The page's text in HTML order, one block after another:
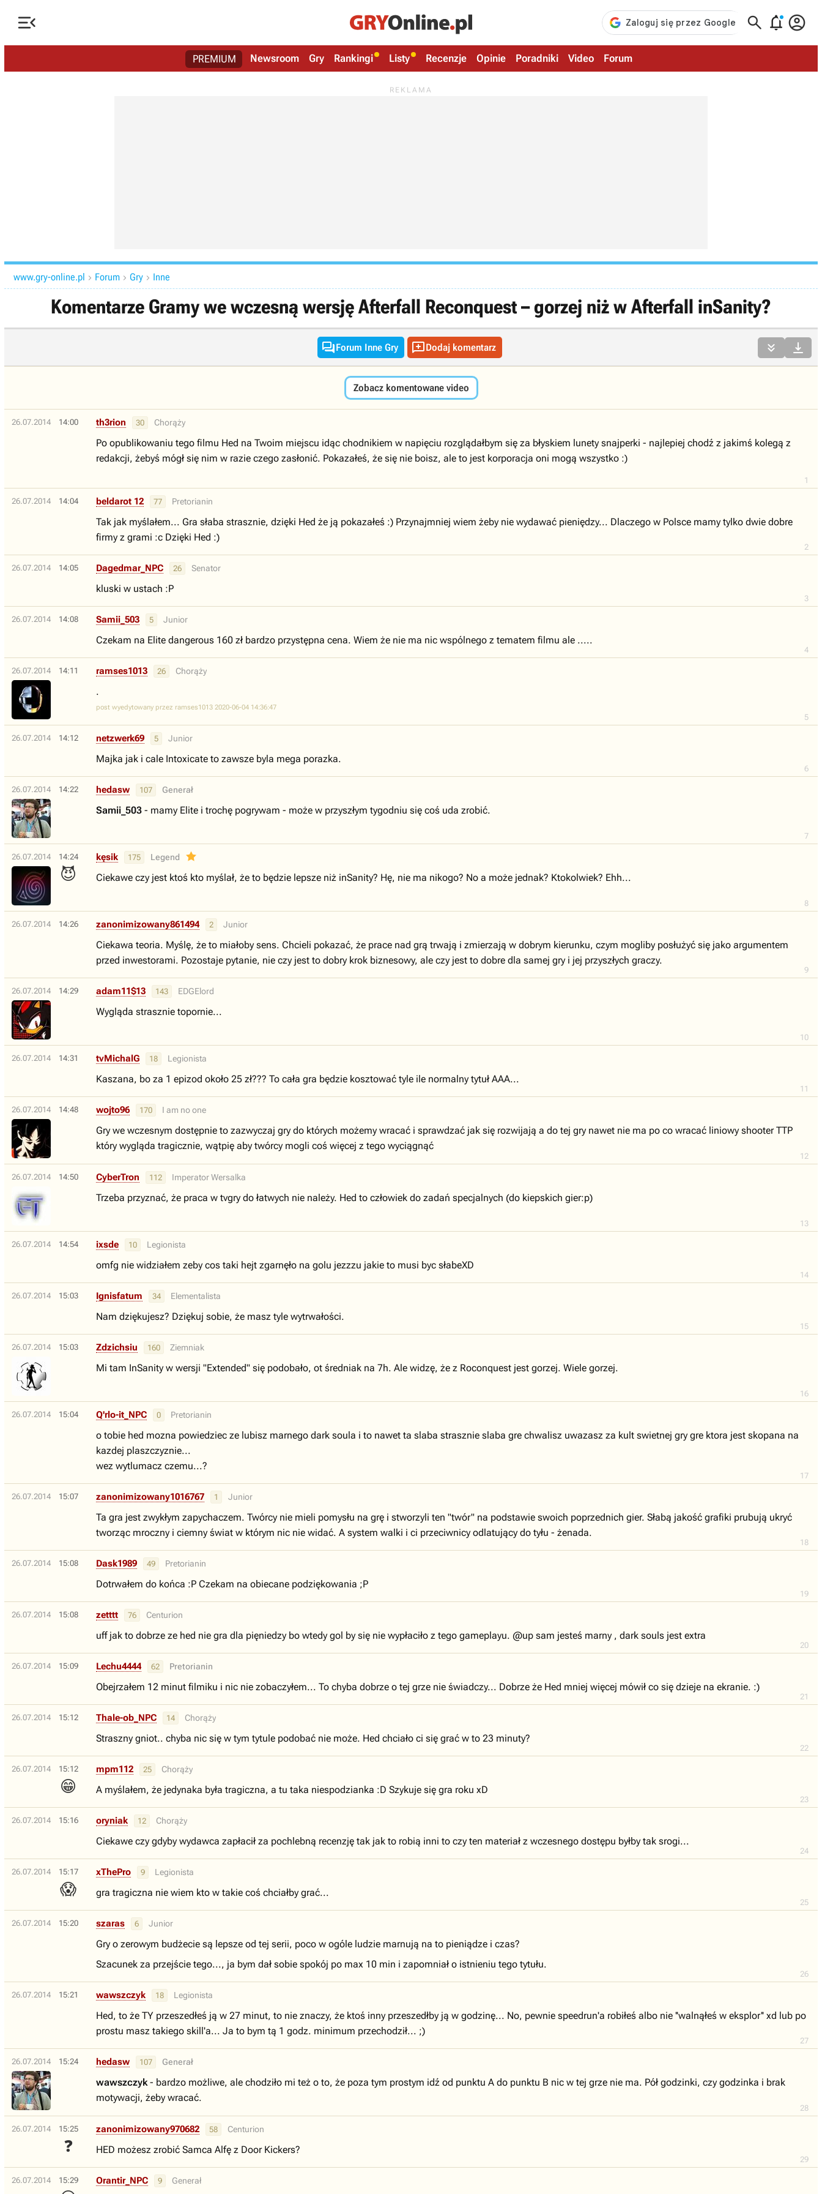
   
PREMIUM Newsroom Gry Rankingi Listy Recenzje Opinie Poradniki Video Forum
www.gry-online.pl  Forum  Gry  Inne
Komentarze Gramy we wczesną wersję Afterfall Reconquest – gorzej niż w Afterfall inSanity?
Forum Inne Gry Dodaj komentarz  
Zobacz komentowane video
26.07.2014 14:00
1
th3rion 30 Chorąży
Po opublikowaniu tego filmu Hed na Twoim miejscu idąc chodnikiem w napięciu rozglądałbym się za błyskiem lunety snajperki - najlepiej chodź z jakimś kolegą z
redakcji, żebyś mógł się nim w razie czego zasłonić. Pokazałeś, że się nie boisz, ale to jest korporacja oni mogą wszystko :)
26.07.2014 14:04
2
beldarot 12 77 Pretorianin
Tak jak myślałem... Gra słaba strasznie, dzięki Hed że ją pokazałeś :) Przynajmniej wiem żeby nie wydawać pieniędzy... Dlaczego w Polsce mamy tylko dwie dobre
firmy z grami :c Dzięki Hed :)
26.07.2014 14:05
3
Dagedmar_NPC 26 Senator
kluski w ustach :P
26.07.2014 14:08
4
Samii_503 5 Junior
Czekam na Elite dangerous 160 zł bardzo przystępna cena. Wiem że nie ma nic wspólnego z tematem filmu ale .....
26.07.2014 14:11
5
ramses1013 26 Chorąży
.
post wyedytowany przez ramses1013 2020-06-04 14:36:47
26.07.2014 14:12
6
netzwerk69 5 Junior
Majka jak i cale Intoxicate to zawsze byla mega porazka.
26.07.2014 14:22
7
hedasw 107 Generał
Samii_503 - mamy Elite i trochę pogrywam - może w przyszłym tygodniu się coś uda zrobić.
26.07.2014 14:24
😈
8
kęsik 175 Legend
Ciekawe czy jest ktoś kto myślał, że to będzie lepsze niż inSanity? Hę, nie ma nikogo? No a może jednak? Ktokolwiek? Ehh...
26.07.2014 14:26
9
zanonimizowany861494 2 Junior
Ciekawa teoria. Myślę, że to miałoby sens. Chcieli pokazać, że prace nad grą trwają i zmierzają w dobrym kierunku, czym mogliby posłużyć się jako argumentem
przed inwestorami. Pozostaje pytanie, nie czy jest to dobry krok biznesowy, ale czy jest to dobre dla samej gry i jej przyszłych graczy.
26.07.2014 14:29
10
adam11$13 143 EDGElord
Wygląda strasznie topornie...
26.07.2014 14:31
11
tvMichalG 18 Legionista
Kaszana, bo za 1 epizod około 25 zł??? To cała gra będzie kosztować tyle ile normalny tytuł AAA...
26.07.2014 14:48
12
wojto96 170 I am no one
Gry we wczesnym dostępnie to zazwyczaj gry do których możemy wracać i sprawdzać jak się rozwijają a do tej gry nawet nie ma po co wracać liniowy shooter TTP
który wygląda tragicznie, wątpię aby twórcy mogli coś więcej z tego wyciągnąć
26.07.2014 14:50
13
CyberTron 112 Imperator Wersalka
Trzeba przyznać, że praca w tvgry do łatwych nie należy. Hed to człowiek do zadań specjalnych (do kiepskich gier:p)
26.07.2014 14:54
14
ixsde 10 Legionista
omfg nie widziałem zeby cos taki hejt zgarnęło na golu jezzzu jakie to musi byc słabeXD
26.07.2014 15:03
15
Ignisfatum 34 Elementalista
Nam dziękujesz? Dziękuj sobie, że masz tyle wytrwałości.
26.07.2014 15:03
16
Zdzichsiu 160 Ziemniak
Mi tam InSanity w wersji "Extended" się podobało, ot średniak na 7h. Ale widzę, że z Roconquest jest gorzej. Wiele gorzej.
26.07.2014 15:04
17
Q'rlo-it_NPC 0 Pretorianin
o tobie hed mozna powiedziec ze lubisz marnego dark soula i to nawet ta slaba strasznie slaba gre chwalisz uwazasz za kult swietnej gry gre ktora jest skopana na
kazdej plaszczyznie...
wez wytlumacz czemu...?
26.07.2014 15:07
18
zanonimizowany1016767 1 Junior
Ta gra jest zwykłym zapychaczem. Twórcy nie mieli pomysłu na grę i stworzyli ten "twór" na podstawie swoich poprzednich gier. Słabą jakość grafiki prubują ukryć
tworząc mroczny i ciemny świat w którym nic nie widać. A system walki i ci przeciwnicy odlatujący do tyłu - żenada.
26.07.2014 15:08
19
Dask1989 49 Pretorianin
Dotrwałem do końca :P Czekam na obiecane podziękowania ;P
26.07.2014 15:08
20
zetttt 76 Centurion
uff jak to dobrze ze hed nie gra dla pięniedzy bo wtedy gol by się nie wypłaciło z tego gameplayu. @up sam jesteś marny , dark souls jest extra
26.07.2014 15:09
21
Lechu4444 62 Pretorianin
Obejrzałem 12 minut filmiku i nic nie zobaczyłem... To chyba dobrze o tej grze nie świadczy... Dobrze że Hed mniej więcej mówił co się dzieje na ekranie. :)
26.07.2014 15:12
22
Thale-ob_NPC 14 Chorąży
Straszny gniot.. chyba nic się w tym tytule podobać nie może. Hed chciało ci się grać w to 23 minuty?
26.07.2014 15:12
😁
23
mpm112 25 Chorąży
A myślałem, że jedynaka była tragiczna, a tu taka niespodzianka :D Szykuje się gra roku xD
26.07.2014 15:16
24
oryniak 12 Chorąży
Ciekawe czy gdyby wydawca zapłacił za pochlebną recenzję tak jak to robią inni to czy ten materiał z wczesnego dostępu byłby tak srogi...
26.07.2014 15:17
😱
25
xThePro 9 Legionista
gra tragiczna nie wiem kto w takie coś chciałby grać...
26.07.2014 15:20
26
szaras 6 Junior
Gry o zerowym budżecie są lepsze od tej serii, poco w ogóle ludzie marnują na to pieniądze i czas?
Szacunek za przejście tego..., ja bym dał sobie spokój po max 10 min i zapomniał o istnieniu tego tytułu.
26.07.2014 15:21
27
wawszczyk 18 Legionista
Hed, to że TY przeszedłeś ją w 27 minut, to nie znaczy, że ktoś inny przeszedłby ją w godzinę... No, pewnie speedrun'a robiłeś albo nie ''walnąłeś w eksplor'' xd lub po
prostu masz takiego skill'a... Ja to bym tą 1 godz. minimum przechodził... ;)
26.07.2014 15:24
28
hedasw 107 Generał
wawszczyk- bardzo możliwe, ale chodziło mi też o to, że poza tym prostym idź od punktu A do punktu B nic w tej grze nie ma. Pół godzinki, czy godzinka i brak
motywacji, żeby wracać.
26.07.2014 15:25
❓
29
zanonimizowany970682 58 Centurion
HED możesz zrobić Samca Alfę z Door Kickers?
26.07.2014 15:29 Orantir_NPC 9 Generał